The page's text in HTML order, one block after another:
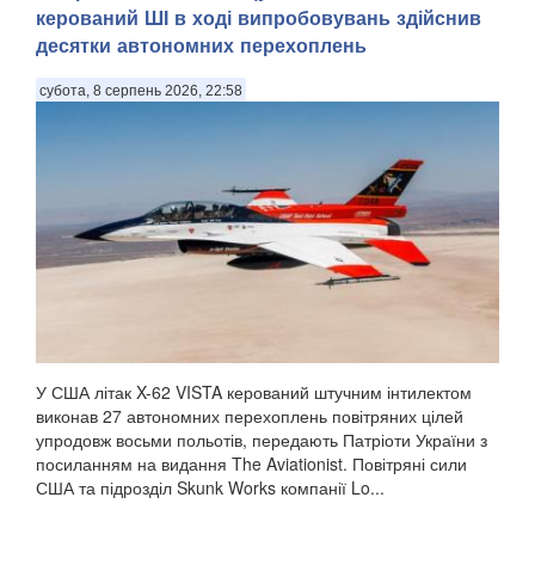
керований ШІ в ході випробовувань здійснив
десятки автономних перехоплень
субота, 8 серпень 2026, 22:58
У США літак X-62 VISTA керований штучним інтилектом
виконав 27 автономних перехоплень повітряних цілей
упродовж восьми польотів, передають Патріоти України з
посиланням на видання The Aviationist. Повітряні сили
США та підрозділ Skunk Works компанії Lo...